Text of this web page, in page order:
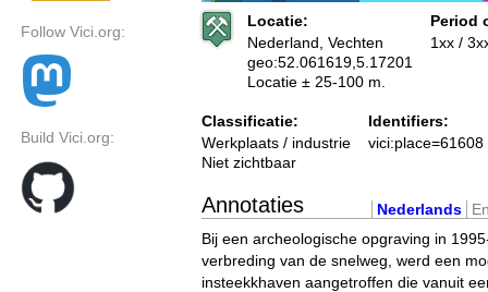
Follow Vici.org:
Build Vici.org:
Locatie:
Nederland, Vechten
geo:52.061619,5.17201
Locatie ± 25-100 m.
Period
1xx /
Classificatie:
Werkplaats / industrie
Niet zichtbaar
Identifiers:
vici:place=61608
Annotaties Nederlands
Bij een archeologische opgraving in
verbreding van de snelweg, werd een
insteekkhaven aangetroffen die vanuit